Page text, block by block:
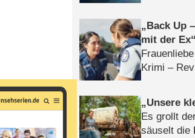
Back Up
mit der Ex
Krimi –
Unsere
Es grollt
säuselt die